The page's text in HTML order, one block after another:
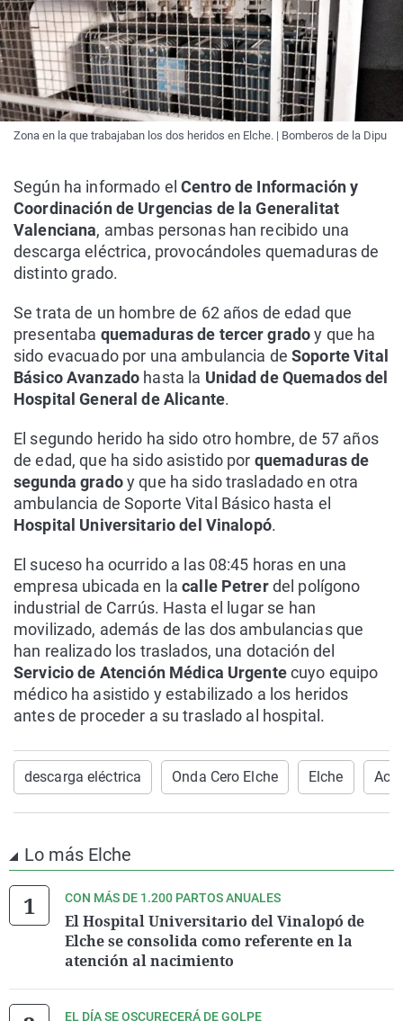
Zona en la que trabajaban los dos heridos en Elche. | Bomberos de la Dipu
Según ha informado elCentro de Información y
Coordinación de Urgencias de la Generalitat
Valenciana, ambas personas han recibido una
descarga eléctrica, provocándoles quemaduras de
distinto grado.
Se trata de un hombre de 62 años de edad que
presentaba quemaduras de tercer gradoy que ha
sido evacuado por una ambulancia deSoporte Vital
Básico Avanzado hasta la Unidad de Quemados del
Hospital General de Alicante.
El segundo herido ha sido otro hombre, de 57 años
de edad, que ha sido asistido por quemaduras de
segunda gradoy que ha sido trasladado en otra
ambulancia de Soporte Vital Básico hasta el
Hospital Universitario del Vinalopó.
El suceso ha ocurrido a las 08:45 horas en una
empresa ubicada en lacalle Petrerdel polígono
industrial de Carrús. Hasta el lugar se han
movilizado, además de las dos ambulancias que
han realizado los traslados, una dotación del
Servicio de Atención Médica Urgentecuyo equipo
médico ha asistido y estabilizado a los heridos
antes de proceder a su traslado al hospital.
descarga eléctrica Onda Cero Elche Elche
Lo más Elche
CON MÁS DE 1.200 PARTOS ANUALES
El Hospital Universitario del Vinalopó de
Elche se consolida como referente en la
atención al nacimiento
EL DÍA SE OSCURECERÁ DE GOLPE